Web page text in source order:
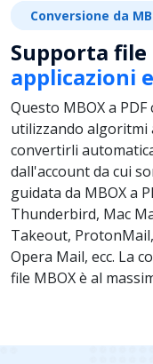
Conversione da
Supporta file
applicazioni
Questo MBOX a
utilizzando algoritmi
convertirli
dall'account da cui
guidata da MBOX a
Thunderbird, Mac
Takeout,
Opera Mail, ecc. La
file MBOX è al